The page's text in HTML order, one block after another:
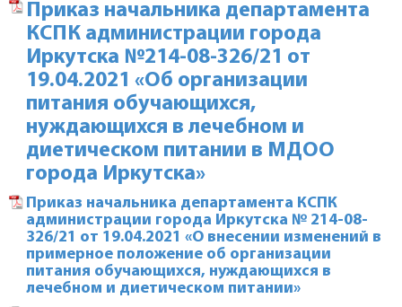
Приказ начальника департамента
КСПК администрации города
Иркутска №214-08-326/21 от
19.04.2021 «Об организации
питания обучающихся,
нуждающихся в лечебном и
диетическом питании в МДОО
города Иркутска»
Приказ начальника департамента КСПК
администрации города Иркутска № 214-08-
326/21 от 19.04.2021 «О внесении изменений в
примерное положение об организации
питания обучающихся, нуждающихся в
лечебном и диетическом питании»